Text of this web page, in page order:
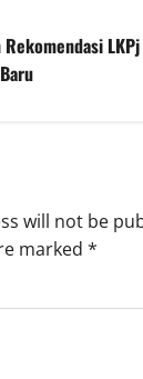
Rekomendasi
will not be
marked *